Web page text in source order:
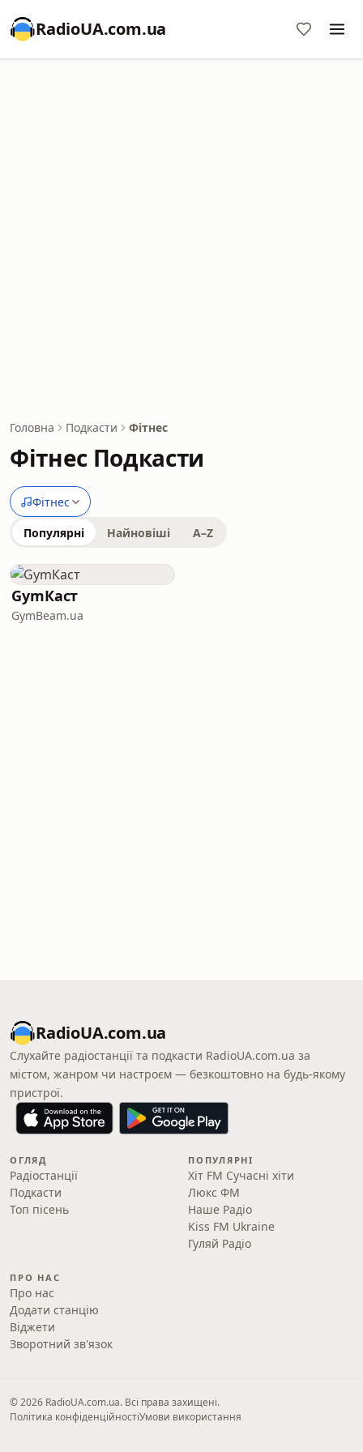
RadioUA.com.ua
Головна Подкасти Фітнес
Фітнес Подкасти
Фітнес
Популярні Найновіші A–Z
GymКаст
GymBeam.ua
RadioUA.com.ua
Слухайте радіостанції та подкасти RadioUA.com.ua за
містом, жанром чи настроєм — безкоштовно на будь-якому
пристрої.
ОГЛЯД
Радіостанції
Подкасти
Топ пісень
ПОПУЛЯРНІ
Хіт FM Сучасні хіти
Люкс ФМ
Наше Радіо
Kiss FM Ukraine
Гуляй Радіо
ПРО НАС
Про нас
Додати станцію
Віджети
Зворотний зв'язок
© 2026 RadioUA.com.ua. Всі права захищені.
Політика конфіденційностіУмови використання